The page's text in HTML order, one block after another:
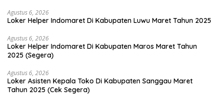
Agustus 6, 2026
Loker Helper Indomaret Di Kabupaten Luwu Maret Tahun 2025
Agustus 6, 2026
Loker Helper Indomaret Di Kabupaten Maros Maret Tahun
2025 (Segera)
Agustus 6, 2026
Loker Asisten Kepala Toko Di Kabupaten Sanggau Maret
Tahun 2025 (Cek Segera)